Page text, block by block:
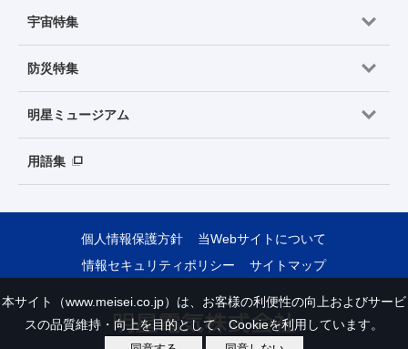
宇宙特集
防災特集
明星ミュージアム
用語集
個人情報保護方針
当Webサイトについて
情報セキュリティポリシー
サイトマップ
本サイト（www.meisei.co.jp）は、お客様の利便性の向上およびサービ
スの品質維持・向上を目的として、Cookieを利用しています。